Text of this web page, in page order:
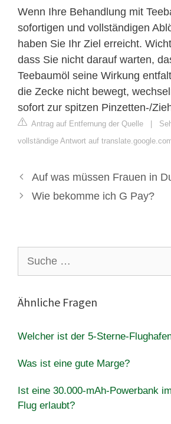
Wenn Ihre Behandlung mit
sofortigen und vollständigen
haben Sie Ihr Ziel erreicht.
dass Sie nicht darauf warten,
Teebaumöl seine Wirkung
die Zecke nicht bewegt,
sofort zur spitzen Pinzetten-/
Antrag auf Entfernung der Quelle |
vollständige Antwort auf
Auf was müssen Frauen in
Wie bekomme ich G Pay?
nach:
Ähnliche Fragen
Welcher ist der 5-Sterne-
Was ist eine gute Marge?
Ist eine 30.000-mAh-Powerbank
Flug erlaubt?